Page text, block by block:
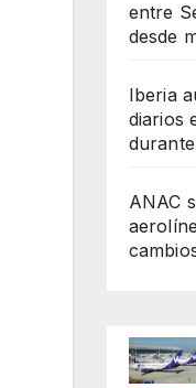
entre
desde
Iberia
diarios
ANAC